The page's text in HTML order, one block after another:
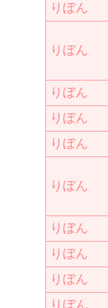
りぼん
りぼん
りぼん
りぼん
りぼん
りぼん
りぼん
りぼん
りぼん
りぼん